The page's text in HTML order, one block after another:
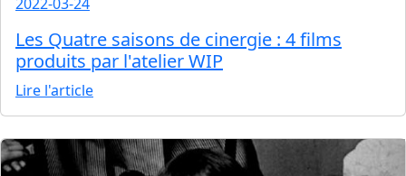
Les Quatre saisons de cinergie : 4 films
produits par l'atelier WIP
Lire l'article